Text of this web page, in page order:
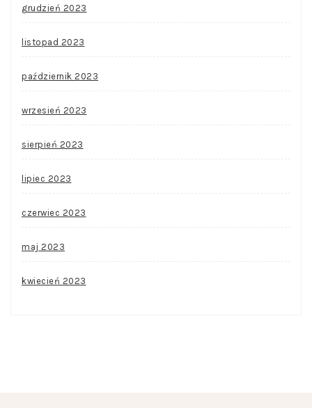
grudzień 2023
listopad 2023
październik 2023
wrzesień 2023
sierpień 2023
lipiec 2023
czerwiec 2023
maj 2023
kwiecień 2023